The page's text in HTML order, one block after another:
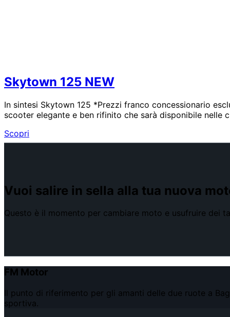
Skytown 125 NEW
In sintesi Skytown 125 *Prezzi franco concessionario
scooter elegante e ben rifinito che sarà disponibile nelle
Scopri
125
Vuoi salire in sella alla tua nuova
Questo è il momento per cambiare moto e usufruire dei
FM Motor
Il punto di riferimento per gli amanti delle due ruote a
sportiva.